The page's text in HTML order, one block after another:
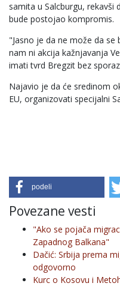
samita u Salcburgu,
bude postojao kompromis.
"Jasno je da ne može da
nam ni akcija kažnjavanja
imati tvrd Bregzit bez
Najavio je da će sredinom
EU, organizovati specijalni
podeli
Povezane vesti
"Ako se pojača
Zapadnog Balkana"
Dačić: Srbija prema
odgovorno
Kurc o Kosovu i